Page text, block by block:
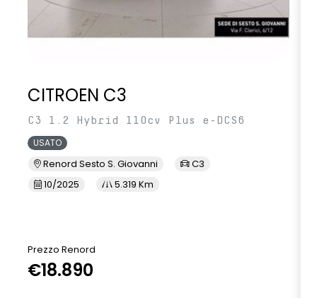
CITROEN C3
C3 1.2 Hybrid 110cv Plus e-DCS6
USATO
Renord Sesto S. Giovanni
C3
10/2025
5.319 Km
Prezzo Renord
€18.890